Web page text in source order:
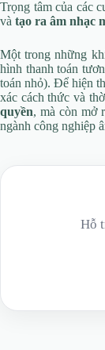
Trọng tâm của các
và tạo ra âm nhạc
Một trong những
hình thanh toán
toán nhỏ). Để hiện
xác cách thức và
quyền, mà còn mở
ngành công nghiệp
Hỗ